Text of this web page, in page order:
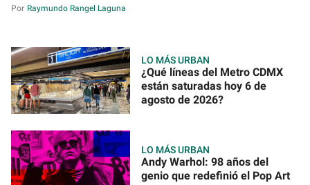
Raymundo Rangel Laguna
LO MÁS URBAN
¿Qué líneas del Metro CDMX
están saturadas hoy 6 de
agosto de 2026?
LO MÁS URBAN
Andy Warhol: 98 años del
genio que redefinió el Pop Art